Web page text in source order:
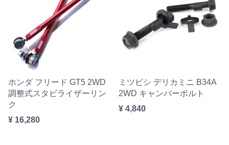
ホンダ フリード GT5 2WD
調整式スタビライザーリン
ク
¥ 16,280
ミツビシ デリカミニ B34A
2WD キャンバーボルト
¥ 4,840